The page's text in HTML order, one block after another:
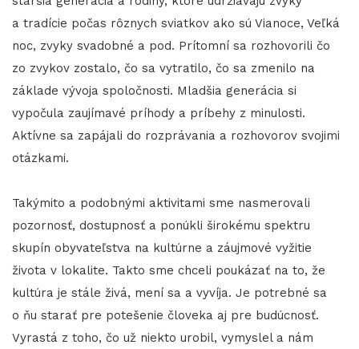
a tradície počas rôznych sviatkov ako sú Vianoce, Veľká
noc, zvyky svadobné a pod. Prítomní sa rozhovorili čo
zo zvykov zostalo, čo sa vytratilo, čo sa zmenilo na
základe vývoja spoločnosti. Mladšia generácia si
vypočula zaujímavé príhody a príbehy z minulosti.
Aktívne sa zapájali do rozprávania a rozhovorov svojimi
otázkami.
Takýmito a podobnými aktivitami sme nasmerovali
pozornosť, dostupnosť a ponúkli širokému spektru
skupín obyvateľstva na kultúrne a záujmové vyžitie
života v lokalite. Takto sme chceli poukázať na to, že
kultúra je stále živá, mení sa a vyvíja. Je potrebné sa
o ňu starať pre potešenie človeka aj pre budúcnosť.
Vyrastá z toho, čo už niekto urobil, vymyslel a nám